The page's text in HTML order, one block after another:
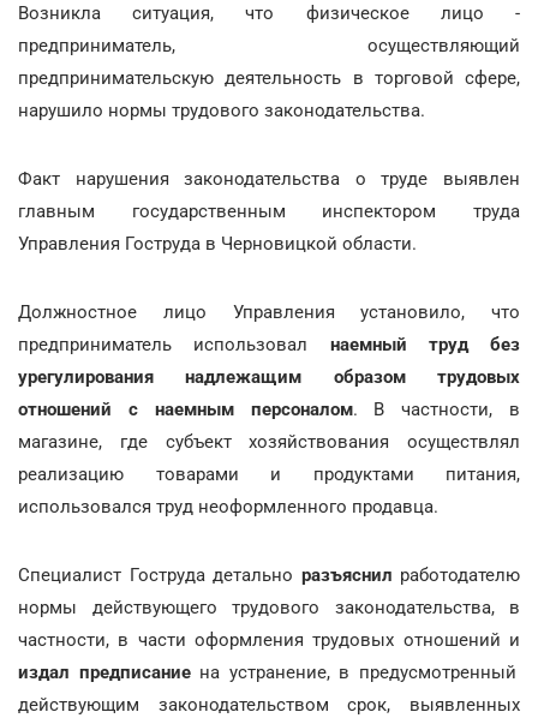
Возникла ситуация, что физическое лицо -
предприниматель, осуществляющий
предпринимательскую деятельность в торговой сфере,
нарушило нормы трудового законодательства.
Факт нарушения законодательства о труде выявлен
главным государственным инспектором труда
Управления Гоструда в Черновицкой области.
Должностное лицо Управления установило, что
предприниматель использовал наемный труд без
урегулирования надлежащим образом трудовых
отношений с наемным персоналом. В частности, в
магазине, где субъект хозяйствования осуществлял
реализацию товарами и продуктами питания,
использовался труд неоформленного продавца.
Специалист Гоструда детально разъяснил работодателю
нормы действующего трудового законодательства, в
частности, в части оформления трудовых отношений и
издал предписаниена устранение, в предусмотренный
действующим законодательством срок, выявленных